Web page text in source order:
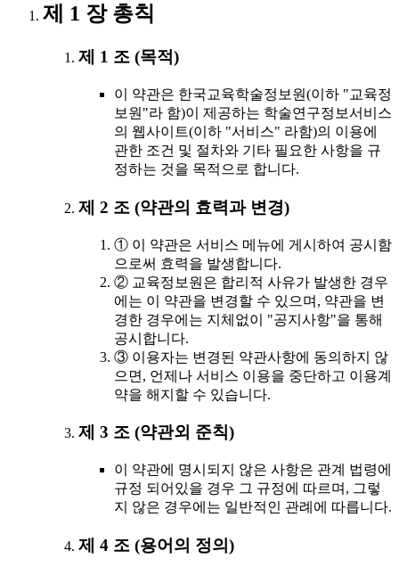
제 1 장 총칙
제 1 조 (목적)
이 약관은 한국교육학술정보원(이하 "교육정
보원"라 함)이 제공하는 학술연구정보서비스
의 웹사이트(이하 "서비스" 라함)의 이용에
관한 조건 및 절차와 기타 필요한 사항을 규
정하는 것을 목적으로 합니다.
제 2 조 (약관의 효력과 변경)
① 이 약관은 서비스 메뉴에 게시하여 공시함
으로써 효력을 발생합니다.
② 교육정보원은 합리적 사유가 발생한 경우
에는 이 약관을 변경할 수 있으며, 약관을 변
경한 경우에는 지체없이 "공지사항"을 통해
공시합니다.
③ 이용자는 변경된 약관사항에 동의하지 않
으면, 언제나 서비스 이용을 중단하고 이용계
약을 해지할 수 있습니다.
제 3 조 (약관외 준칙)
이 약관에 명시되지 않은 사항은 관계 법령에
규정 되어있을 경우 그 규정에 따르며, 그렇
지 않은 경우에는 일반적인 관례에 따릅니다.
제 4 조 (용어의 정의)